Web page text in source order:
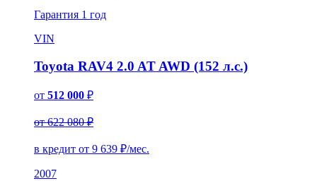
Гарантия 1 год
VIN
Toyota RAV4 2.0 AT AWD (152 л.с.)
от 512 000 ₽
от 622 080 ₽
в кредит от 9 639 ₽/мес.
2007